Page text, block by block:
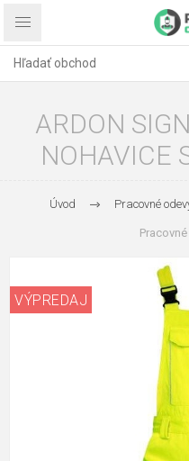
ARDON
NOHAVICE
Úvod Pracovné
VÝPREDAJ